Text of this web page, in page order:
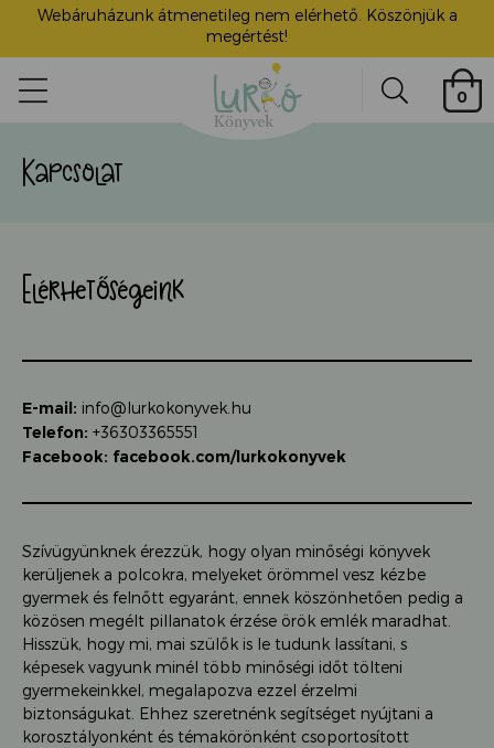
Webáruházunk átmenetileg nem elérhető. Köszönjük a
megértést!
Lurkó
Könyvek
Kapcsolat
Elérhetőségeink
E-mail: info@lurkokonyvek.hu
Telefon: +36303365551
Facebook: facebook.com/lurkokonyvek
Szívügyünknek érezzük, hogy olyan minőségi könyvek
kerüljenek a polcokra, melyeket örömmel vesz kézbe
gyermek és felnőtt egyaránt, ennek köszönhetően pedig a
közösen megélt pillanatok érzése örök emlék maradhat.
Hisszük, hogy mi, mai szülők is le tudunk lassítani, s
képesek vagyunk minél több minőségi időt tölteni
gyermekeinkkel, megalapozva ezzel érzelmi
biztonságukat. Ehhez szeretnénk segítséget nyújtani a
korosztályonként és témakörönként csoportosított
0